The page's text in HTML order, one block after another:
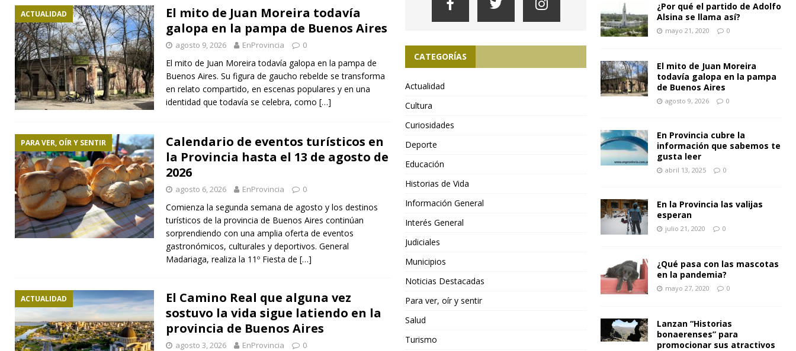
ACTUALIDAD
El mito de Juan Moreira todavía
galopa en la pampa de Buenos Aires
agosto 9, 2026 EnProvincia 0
El mito de Juan Moreira todavía galopa en la pampa de
Buenos Aires. Su figura de gaucho rebelde se transforma
en relato compartido, en escenas populares y en una
identidad que todavía se celebra, como […]
PARA VER, OÍR Y SENTIR
Calendario de eventos turísticos en
la Provincia hasta el 13 de agosto de
2026
agosto 6, 2026 EnProvincia 0
Comienza la segunda semana de agosto y los destinos
turísticos de la provincia de Buenos Aires continúan
sorprendiendo con una amplia oferta de eventos
gastronómicos, culturales y deportivos. General
Madariaga, realiza la 11º Fiesta de […]
ACTUALIDAD
El Camino Real que alguna vez
sostuvo la vida sigue latiendo en la
provincia de Buenos Aires
agosto 3, 2026 EnProvincia 0
CATEGORÍAS
Actualidad
Cultura
Curiosidades
Deporte
Educación
Historias de Vida
Información General
Interés General
Judiciales
Municipios
Noticias Destacadas
Para ver, oír y sentir
Salud
Turismo
¿Por qué el partido de Adolfo
Alsina se llama así?
mayo 21, 2020 0
El mito de Juan Moreira
todavía galopa en la pampa
de Buenos Aires
agosto 9, 2026 0
En Provincia cubre la
información que sabemos te
gusta leer
abril 13, 2025 0
En la Provincia las valijas
esperan
julio 21, 2020 0
¿Qué pasa con las mascotas
en la pandemia?
mayo 27, 2020 0
Lanzan “Historias
bonaerenses” para
promocionar sus atractivos